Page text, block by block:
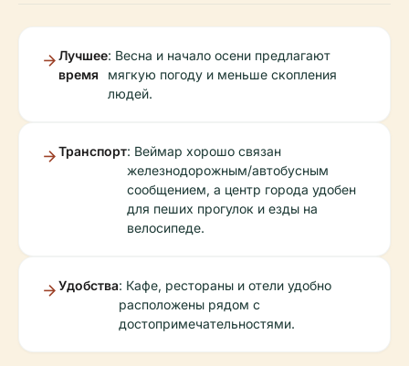
Лучшее
время
: Весна и начало осени предлагают
мягкую погоду и меньше скопления
людей.
Транспорт: Веймар хорошо связан
железнодорожным/автобусным
сообщением, а центр города удобен
для пеших прогулок и езды на
велосипеде.
Удобства: Кафе, рестораны и отели удобно
расположены рядом с
достопримечательностями.